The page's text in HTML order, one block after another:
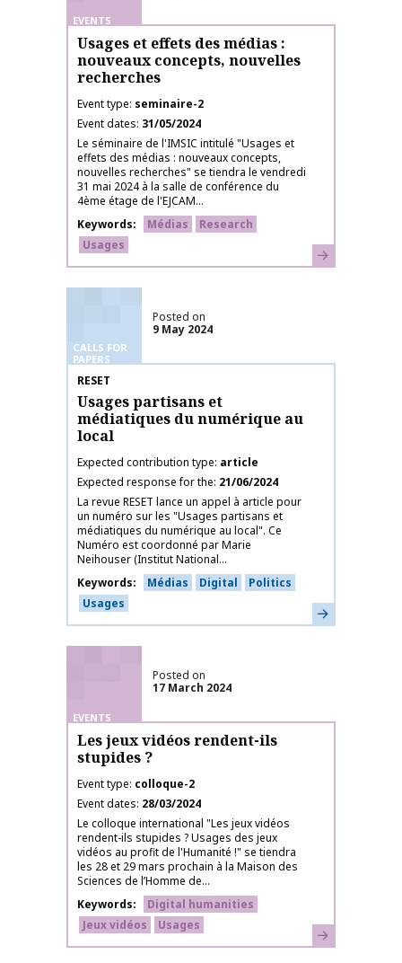
EVENTS
Usages et effets des médias :
nouveaux concepts, nouvelles
recherches
Event type seminaire-2
Event dates 31/05/2024
Le séminaire de l'IMSIC intitulé "Usages et
effets des médias : nouveaux concepts,
nouvelles recherches" se tiendra le vendredi
31 mai 2024 à la salle de conférence du
4ème étage de l'EJCAM...
Keywords
Médias
Research
Usages
Learn more
CALLS FOR
PAPERS
Posted on
9 May 2024
Publication name
RESET
Usages partisans et
médiatiques du numérique au
local
Expected contribution type article
Expected response for the 21/06/2024
La revue RESET lance un appel à article pour
un numéro sur les "Usages partisans et
médiatiques du numérique au local". Ce
Numéro est coordonné par Marie
Neihouser (Institut National...
Keywords
Médias Digital
Politics
Usages
Learn more
EVENTS
Posted on
17 March 2024
Les jeux vidéos rendent-ils
stupides ?
Event type colloque-2
Event dates 28/03/2024
Le colloque international "Les jeux vidéos
rendent-ils stupides ? Usages des jeux
vidéos au profit de l'Humanité !" se tiendra
les 28 et 29 mars prochain à la Maison des
Sciences de l’Homme de...
Keywords
Digital humanities
Jeux vidéos
Usages Learn more